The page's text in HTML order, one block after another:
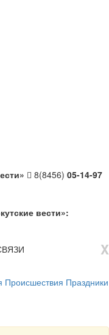
8(8456) 05-14-97
вести»:
X
Происшествия Праздники